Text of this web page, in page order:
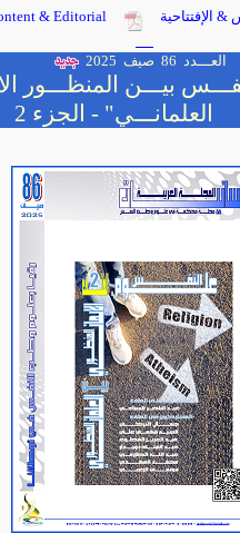
& Editorial & الإفتتاحية
العـــدد 86 صيف 2025
بيـــن المنظـــور
العلمانـــي" - الجزء 2